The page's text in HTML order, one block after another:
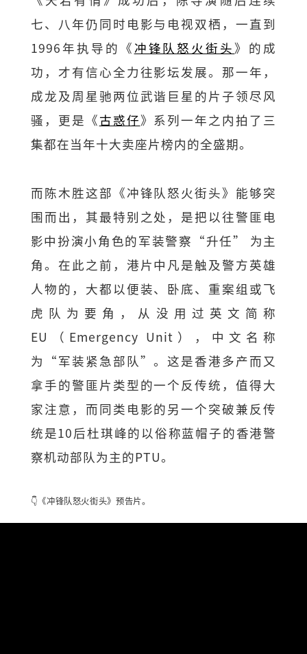
七、八年仍同时电影与电视双栖，一直到
1996年执导的《 冲锋队怒火街头》的成
功，才有信心全力往影坛发展。那一年，
成龙及周星驰两位武谐巨星的片子领尽风
骚，更是《古惑仔》系列一年之内拍了三
集都在当年十大卖座片榜内的全盛期。
而陈木胜这部《冲锋队怒火街头》能够突
围而出，其最特别之处，是把以往警匪电
影中扮演小角色的军装警察“升任” 为主
角。在此之前，港片中凡是触及警方英雄
人物的，大都以便装、卧底、重案组或飞
虎队为要角，从没用过英文简称
EU（Emergency Unit），中文名称
为“军装紧急部队”。这是香港多产而又
拿手的警匪片类型的一个反传统，值得大
家注意，而同类电影的另一个突破兼反传
统是10后杜琪峰的以俗称蓝帽子的香港警
察机动部队为主的PTU。
👇《冲锋队怒火街头》预告片。